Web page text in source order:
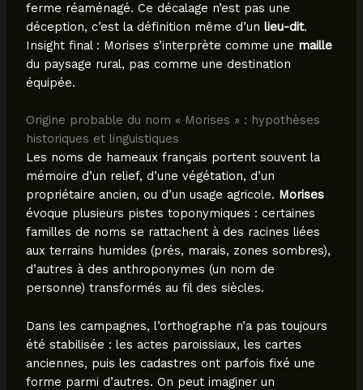
ferme réaménagé. Ce décalage n’est pas une
déception, c’est la définition même d’un lieu-dit.
Insight final : Morises s’interprète comme une maille
du paysage rural, pas comme une destination
équipée.
Origine probable du nom « Morises » : hypothèses
historiques et linguistiques
Les noms de hameaux français portent souvent la
mémoire d’un relief, d’une végétation, d’un
propriétaire ancien, ou d’un usage agricole. Morises
évoque plusieurs pistes toponymiques : certaines
familles de noms se rattachent à des racines liées
aux terrains humides (prés, marais, zones sombres),
d’autres à des anthroponymes (un nom de
personne) transformés au fil des siècles.
Dans les campagnes, l’orthographe n’a pas toujours
été stabilisée : les actes paroissiaux, les cartes
anciennes, puis les cadastres ont parfois fixé une
forme parmi d’autres. On peut imaginer un